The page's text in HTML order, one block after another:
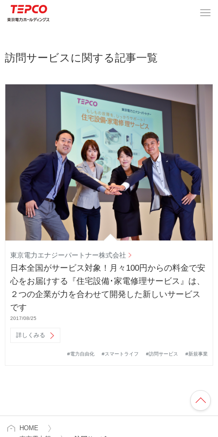
訪問サービスに関する記事一覧
東京電力エナジーパートナー株式会社
日本全国がサービス対象！月々100円からの料金で安
心をお届けする『住宅設備･家電修理サービス』は、
２つの企業が力を合わせて開発した新しいサービス
です
2017/08/25
詳しくみる
#電力自由化 #スマートライフ #訪問サービス #新規事業
HOME